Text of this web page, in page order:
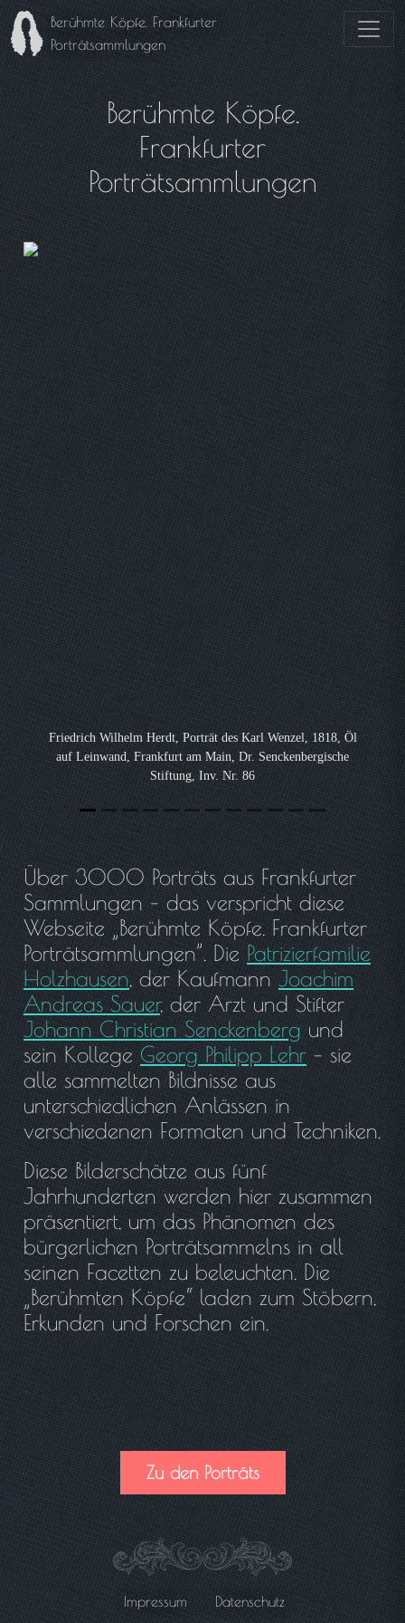
Berühmte Köpfe. Frankfurter
Porträtsammlungen
Berühmte Köpfe.
Frankfurter
Porträtsammlungen
Friedrich Wilhelm Herdt, Porträt des Karl Wenzel, 1818, Öl
auf Leinwand, Frankfurt am Main, Dr. Senckenbergische
Stiftung, Inv. Nr. 86
Über 3000 Porträts aus Frankfurter
Sammlungen – das verspricht diese
Webseite „Berühmte Köpfe. Frankfurter
Porträtsammlungen”. DiePatrizierfamilie
Holzhausen, der Kaufmann Joachim
Andreas Sauer, der Arzt und Stifter
Johann Christian Senckenbergund
sein KollegeGeorg Philipp Lehr– sie
alle sammelten Bildnisse aus
unterschiedlichen Anlässen in
verschiedenen Formaten und Techniken.
Diese Bilderschätze aus fünf
Jahrhunderten werden hier zusammen
präsentiert, um das Phänomen des
bürgerlichen Porträtsammelns in all
seinen Facetten zu beleuchten. Die
„Berühmten Köpfe“ laden zum Stöbern,
Erkunden und Forschen ein.
Zu den Porträts
Impressum Datenschutz